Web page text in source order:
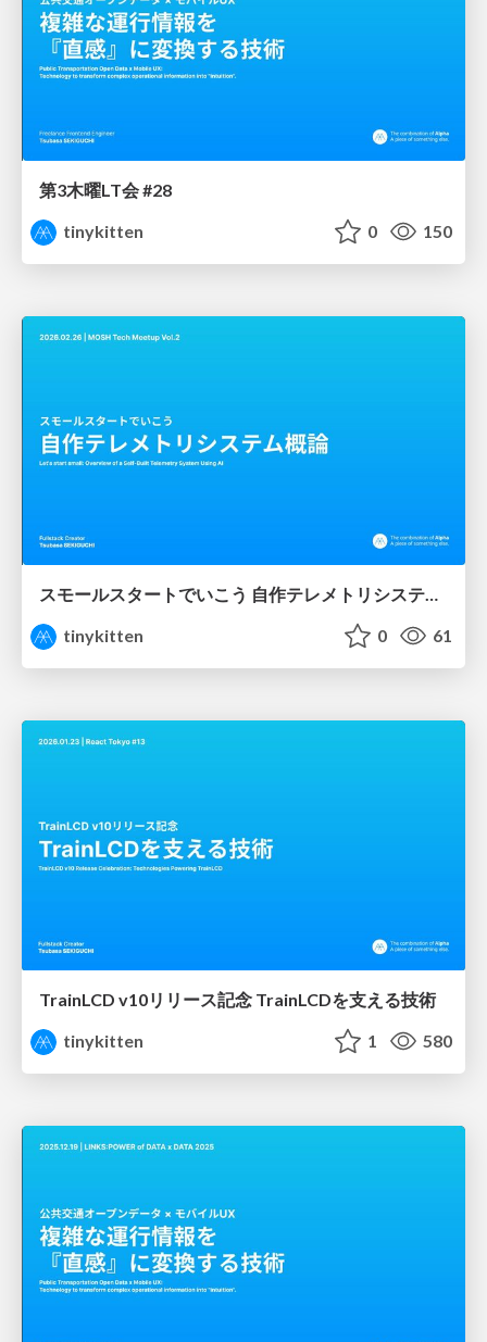
第3木曜LT会 #28
tinykitten
0 150
スモールスタートでいこう 自作テレメトリシステム概論
tinykitten
0 61
TrainLCD v10リリース記念 TrainLCDを支える技術
tinykitten
1 580